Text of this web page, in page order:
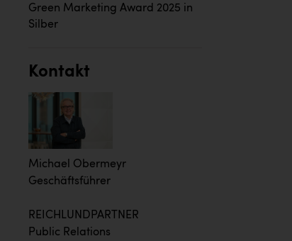
Green Marketing Award 2025 in
Silber
Kontakt
Michael Obermeyr
Geschäftsführer
REICHLUNDPARTNER
Public Relations